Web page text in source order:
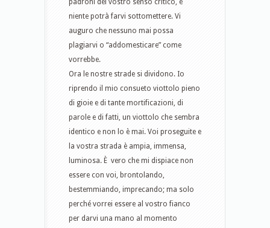
padroni del vostro senso critico, e
niente potrà farvi sottomettere. Vi
auguro che nessuno mai possa
plagiarvi o “addomesticare” come
vorrebbe.
Ora le nostre strade si dividono. Io
riprendo il mio consueto viottolo pieno
di gioie e di tante mortificazioni, di
parole e di fatti, un viottolo che sembra
identico e non lo è mai. Voi proseguite e
la vostra strada è ampia, immensa,
luminosa. È vero che mi dispiace non
essere con voi, brontolando,
bestemmiando, imprecando; ma solo
perché vorrei essere al vostro fianco
per darvi una mano al momento